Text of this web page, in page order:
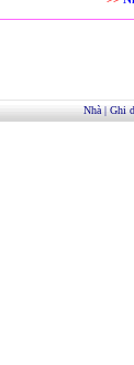
Nhà| Ghi